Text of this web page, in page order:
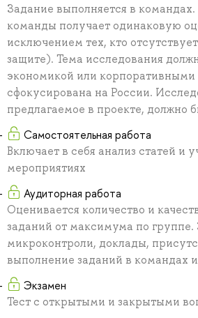
Задание выполняется в
команды получает одинаковую
исключением тех, кто
защите). Тема исследования
экономикой или
сфокусирована на России.
предлагаемое в проекте, должно
Самостоятельная работа
Включает в себя анализ статей и
мероприятиях
Аудиторная работа
Оценивается количество и
заданий от максимума по
микроконтроли, доклады,
выполнение заданий в командах
Экзамен
Тест с открытыми и закрытыми